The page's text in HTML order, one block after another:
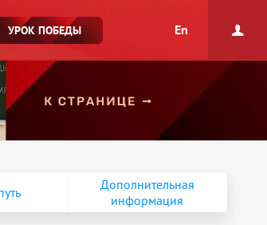
УРОК ПОБЕДЫ En
Дополнительная
информация